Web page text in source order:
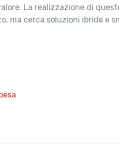
La realizzazione di
ma cerca soluzioni ibride e